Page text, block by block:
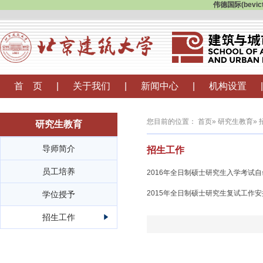
伟德国际
首 页 关于我们 新闻中心 机构设置
研究生教育
导师简介
员工培养
学位授予
招生工作
您目前的位置： 首页» 研究生教育»
招生工作
2016年全日制硕士研究生入学考试
2015年全日制硕士研究生复试工作